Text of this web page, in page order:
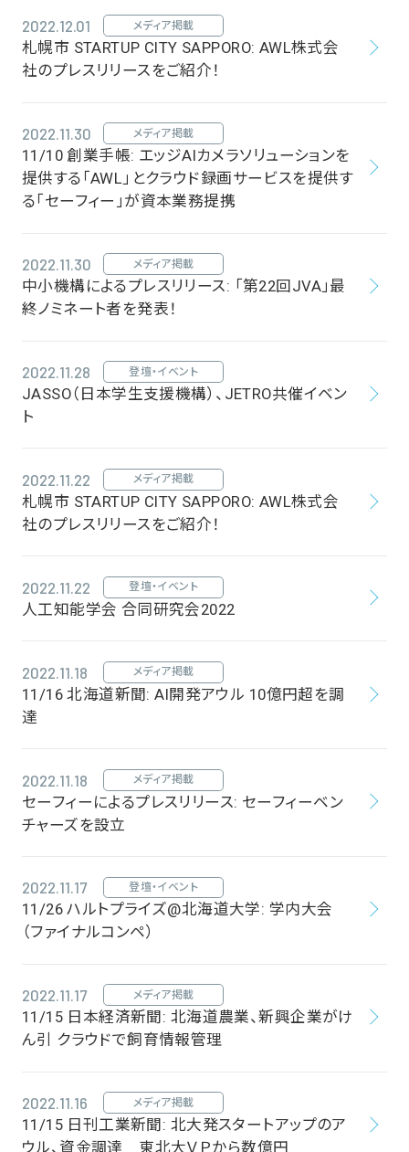
2022.12.01 メディア掲載
札幌市 STARTUP CITY SAPPORO: AWL株式会
社のプレスリリースをご紹介！
2022.11.30 メディア掲載
11/10 創業手帳: エッジAIカメラソリューションを
提供する「AWL」とクラウド録画サービスを提供す
る「セーフィー」が資本業務提携
2022.11.30 メディア掲載
中小機構によるプレスリリース: 「第22回JVA」最
終ノミネート者を発表！
2022.11.28 登壇・イベント
JASSO（日本学生支援機構）、JETRO共催イベン
ト
2022.11.22 メディア掲載
札幌市 STARTUP CITY SAPPORO: AWL株式会
社のプレスリリースをご紹介！
2022.11.22 登壇・イベント
人工知能学会 合同研究会2022
2022.11.18 メディア掲載
11/16 北海道新聞: AI開発アウル 10億円超を調
達
2022.11.18 メディア掲載
セーフィーによるプレスリリース: セーフィーベン
チャーズを設立
2022.11.17 登壇・イベント
11/26 ハルトプライズ@北海道大学: 学内大会
（ファイナルコンペ）
2022.11.17 メディア掲載
11/15 日本経済新聞: 北海道農業、新興企業がけ
ん引 クラウドで飼育情報管理
2022.11.16 メディア掲載
11/15 日刊工業新聞: 北大発スタートアップのア
ウル、資金調達 東北大ＶＰから数億円